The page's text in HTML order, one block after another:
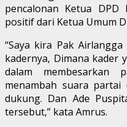
pencalonan Ketua DPD
positif dari Ketua Umum
“Saya kira Pak
kadernya, Dimana kader
dalam membesarkan
menambah suara
dukung. Dan Ade
tersebut,” kata Amrus.